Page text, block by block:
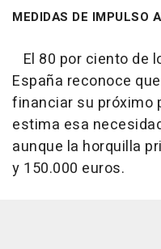
MEDIDAS DE IMPULSO
El 80 por ciento de
España reconoce
financiar su próximo
estima esa
aunque la horquilla
y 150.000 euros.